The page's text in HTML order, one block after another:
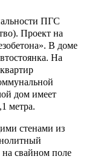
ПГС
Проект на
В доме
На
дом имеет
метра.
стенами из
свайном поле